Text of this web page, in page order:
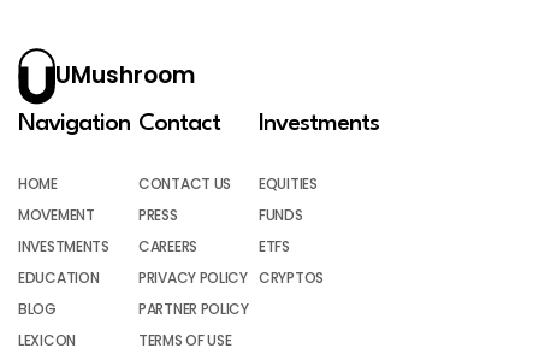
UMushroom
Navigation
HOME
MOVEMENT
INVESTMENTS
EDUCATION
BLOG
LEXICON
Contact
CONTACT US
PRESS
CAREERS
PRIVACY POLICY
PARTNER POLICY
TERMS OF USE
Investments
EQUITIES
FUNDS
ETFS
CRYPTOS